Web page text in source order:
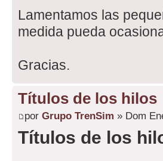
Lamentamos las
medida pueda
Gracias.
Títulos de los hilos
por Grupo TrenSim » Dom
Títulos de los